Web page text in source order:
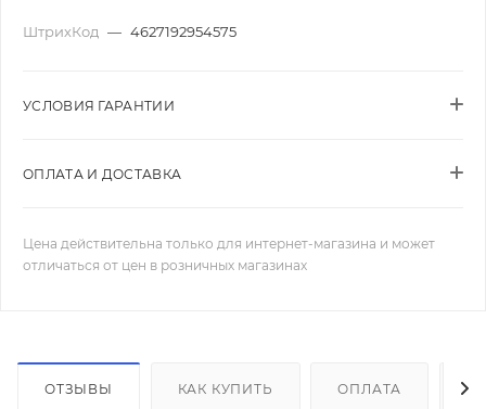
ШтрихКод — 4627192954575
УСЛОВИЯ ГАРАНТИИ
ОПЛАТА И ДОСТАВКА
Цена действительна только для интернет-магазина и может
отличаться от цен в розничных магазинах
ОТЗЫВЫ КАК КУПИТЬ ОПЛАТА